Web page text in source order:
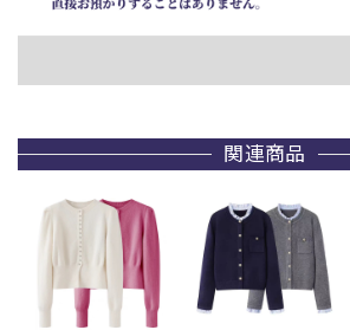
関連商品